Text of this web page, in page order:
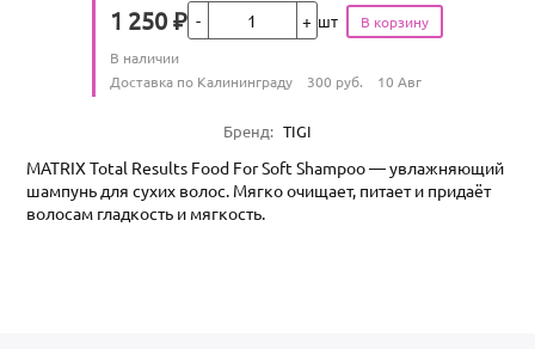
Цена
1 250 ₽Кол-во шт
Количество
В наличии
Условия доставки
Доставка по Калининграду 300 руб. 10 Авг
Характеристики
Бренд: TIGI
MATRIX Total Results Food For Soft Shampoo — увлажняющий
шампунь для сухих волос. Мягко очищает, питает и придаёт
волосам гладкость и мягкость.